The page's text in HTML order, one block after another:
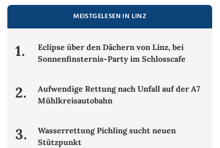
MEISTGELESEN IN LINZ
1.
Eclipse über den Dächern von Linz, bei
Sonnenfinsternis-Party im Schlosscafe
2.
Aufwendige Rettung nach Unfall auf der A7
Mühlkreisautobahn
3.
Wasserrettung Pichling sucht neuen
Stützpunkt